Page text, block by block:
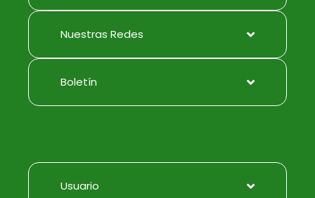
Nuestras Redes
Boletín
Usuario